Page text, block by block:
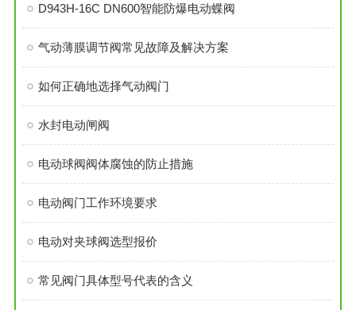
D943H-16C DN600智能防爆电动蝶阀
气动薄膜调节阀常见故障及解决方案
如何正确地选择气动阀门
水封电动闸阀
电动球阀阀体腐蚀的防止措施
电动阀门工作环境要求
电动对夹球阀选型报价
常见阀门具体型号代表的含义